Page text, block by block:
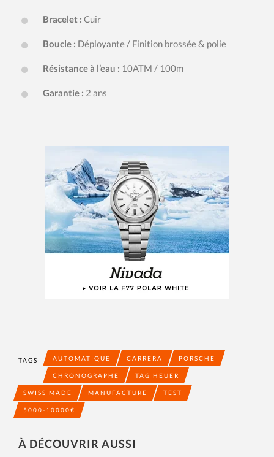
Bracelet : Cuir
Boucle : Déployante / Finition brossée & polie
Résistance à l’eau : 10ATM / 100m
Garantie : 2 ans
TAGS AUTOMATIQUE CARRERA PORSCHE
CHRONOGRAPHE TAG HEUER
SWISS MADE MANUFACTURE TEST
5000-10000€
À DÉCOUVRIR AUSSI